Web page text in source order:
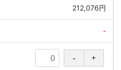
212,076円
-